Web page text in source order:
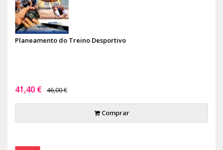
Planeamento do Treino Desportivo
41,40 € 46,00 €
Comprar